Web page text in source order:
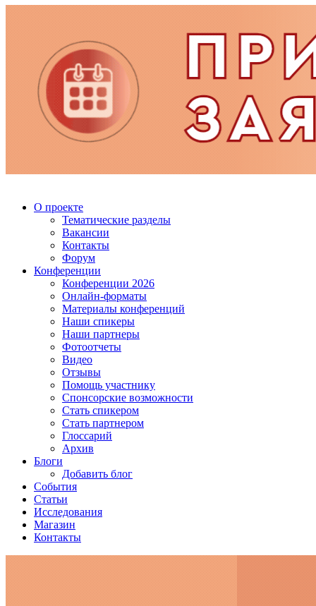
О проекте
Тематические разделы
Вакансии
Контакты
Форум
Конференции
Конференции 2026
Онлайн-форматы
Материалы конференций
Наши спикеры
Наши партнеры
Фотоотчеты
Видео
Отзывы
Помощь участнику
Спонсорские возможности
Стать спикером
Стать партнером
Глоссарий
Архив
Блоги
Добавить блог
События
Статьи
Исследования
Магазин
Контакты